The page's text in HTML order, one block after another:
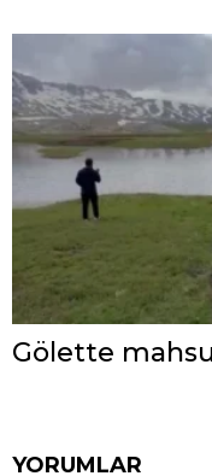
Gölette
YORUMLAR